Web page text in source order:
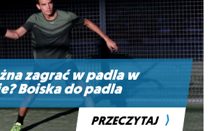
zagrać w padla w
Boiska do padla
PRZECZYTAJ ⟩